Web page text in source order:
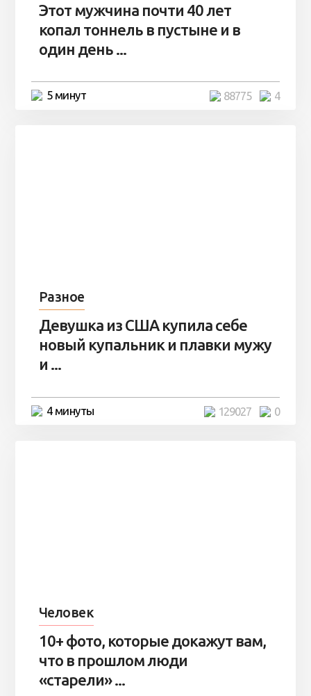
Этот мужчина почти 40 лет
копал тоннель в пустыне и в
один день ...
5 минут 4
88775
Разное
Девушка из США купила себе
новый купальник и плавки мужу
и ...
4 минуты 0
129027
Человек
10+ фото, которые докажут вам,
что в прошлом люди
«старели» ...